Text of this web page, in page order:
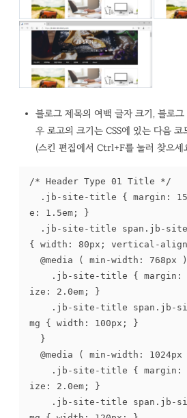
블로그 제목의 여백 글자 크기, 블로
우 로고의 크기는 CSS에 있는 다음 코
(스킨 편집에서 Ctrl+F를 눌러 찾으세
/* Header Type 01 Title */
e: 1.5em; }
{ width: 80px; vertical-
ize: 2.0em; }
mg { width: 100px; }
ize: 2.0em; }